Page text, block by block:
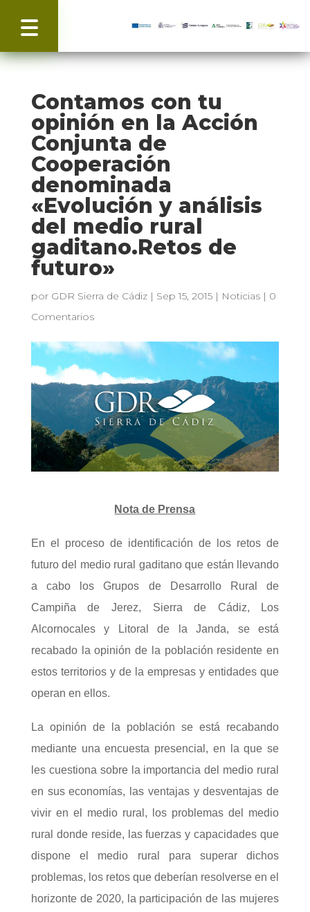
Contamos con tu
opinión en la Acción
Conjunta de
Cooperación
denominada
«Evolución y análisis
del medio rural
gaditano.Retos de
futuro»
por GDR Sierra de Cádiz| Sep 15, 2015| Noticias| 0
Comentarios
Nota de Prensa
En el proceso de identificación de los retos de
futuro del medio rural gaditano que están llevando
a cabo los Grupos de Desarrollo Rural de
Campiña de Jerez, Sierra de Cádiz, Los
Alcornocales y Litoral de la Janda, se está
recabado la opinión de la población residente en
estos territorios y de la empresas y entidades que
operan en ellos.
La opinión de la población se está recabando
mediante una encuesta presencial, en la que se
les cuestiona sobre la importancia del medio rural
en sus economías, las ventajas y desventajas de
vivir en el medio rural, los problemas del medio
rural donde reside, las fuerzas y capacidades que
dispone el medio rural para superar dichos
problemas, los retos que deberían resolverse en el
horizonte de 2020, la participación de las mujeres